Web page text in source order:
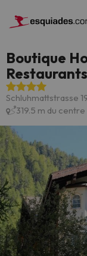
Boutique
Schluhmattstrasse
319.5 m du